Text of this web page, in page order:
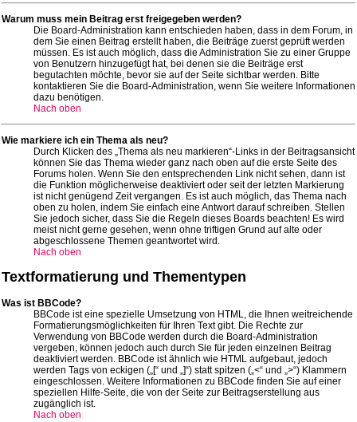
Warum muss mein Beitrag erst freigegeben werden?
Die Board-Administration kann entschieden haben, dass in dem Forum, in
dem Sie einen Beitrag erstellt haben, die Beiträge zuerst geprüft werden
müssen. Es ist auch möglich, dass die Administration Sie zu einer Gruppe
von Benutzern hinzugefügt hat, bei denen sie die Beiträge erst
begutachten möchte, bevor sie auf der Seite sichtbar werden. Bitte
kontaktieren Sie die Board-Administration, wenn Sie weitere Informationen
dazu benötigen.
Nach oben
Wie markiere ich ein Thema als neu?
Durch Klicken des „Thema als neu markieren“-Links in der Beitragsansicht
können Sie das Thema wieder ganz nach oben auf die erste Seite des
Forums holen. Wenn Sie den entsprechenden Link nicht sehen, dann ist
die Funktion möglicherweise deaktiviert oder seit der letzten Markierung
ist nicht genügend Zeit vergangen. Es ist auch möglich, das Thema nach
oben zu holen, indem Sie einfach eine Antwort darauf schreiben. Stellen
Sie jedoch sicher, dass Sie die Regeln dieses Boards beachten! Es wird
meist nicht gerne gesehen, wenn ohne triftigen Grund auf alte oder
abgeschlossene Themen geantwortet wird.
Nach oben
Textformatierung und Thementypen
Was ist BBCode?
BBCode ist eine spezielle Umsetzung von HTML, die Ihnen weitreichende
Formatierungsmöglichkeiten für Ihren Text gibt. Die Rechte zur
Verwendung von BBCode werden durch die Board-Administration
vergeben, können jedoch auch durch Sie für jeden einzelnen Beitrag
deaktiviert werden. BBCode ist ähnlich wie HTML aufgebaut, jedoch
werden Tags von eckigen („[“ und „]“) statt spitzen („<“ und „>“) Klammern
eingeschlossen. Weitere Informationen zu BBCode finden Sie auf einer
speziellen Hilfe-Seite, die von der Seite zur Beitragserstellung aus
zugänglich ist.
Nach oben